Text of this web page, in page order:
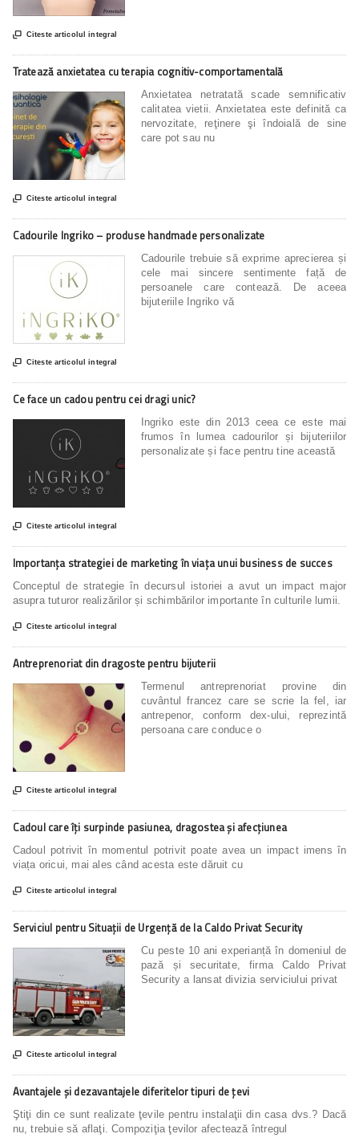
 Citeste articolul integral
Tratează anxietatea cu terapia cognitiv-comportamentală
Anxietatea netratată scade semnificativ
calitatea vietii. Anxietatea este definită ca
nervozitate, reţinere şi îndoială de sine
care pot sau nu
 Citeste articolul integral
Cadourile Ingriko – produse handmade personalizate
Cadourile trebuie să exprime aprecierea și
cele mai sincere sentimente față de
persoanele care contează. De aceea
bijuteriile Ingriko vă
 Citeste articolul integral
Ce face un cadou pentru cei dragi unic?
Ingriko este din 2013 ceea ce este mai
frumos în lumea cadourilor și bijuteriilor
personalizate și face pentru tine această
 Citeste articolul integral
Importanța strategiei de marketing în viața unui business de succes
Conceptul de strategie în decursul istoriei a avut un impact major
asupra tuturor realizărilor și schimbărilor importante în culturile lumii.
 Citeste articolul integral
Antreprenoriat din dragoste pentru bijuterii
Termenul antreprenoriat provine din
cuvântul francez care se scrie la fel, iar
antrepenor, conform dex-ului, reprezintă
persoana care conduce o
 Citeste articolul integral
Cadoul care îți surpinde pasiunea, dragostea și afecțiunea
Cadoul potrivit în momentul potrivit poate avea un impact imens în
viața oricui, mai ales când acesta este dăruit cu
 Citeste articolul integral
Serviciul pentru Situații de Urgență de la Caldo Privat Security
Cu peste 10 ani experianță în domeniul de
pază și securitate, firma Caldo Privat
Security a lansat divizia serviciului privat
 Citeste articolul integral
Avantajele şi dezavantajele diferitelor tipuri de ţevi
Ştiţi din ce sunt realizate ţevile pentru instalaţii din casa dvs.? Dacă
nu, trebuie să aflaţi. Compoziţia ţevilor afectează întregul